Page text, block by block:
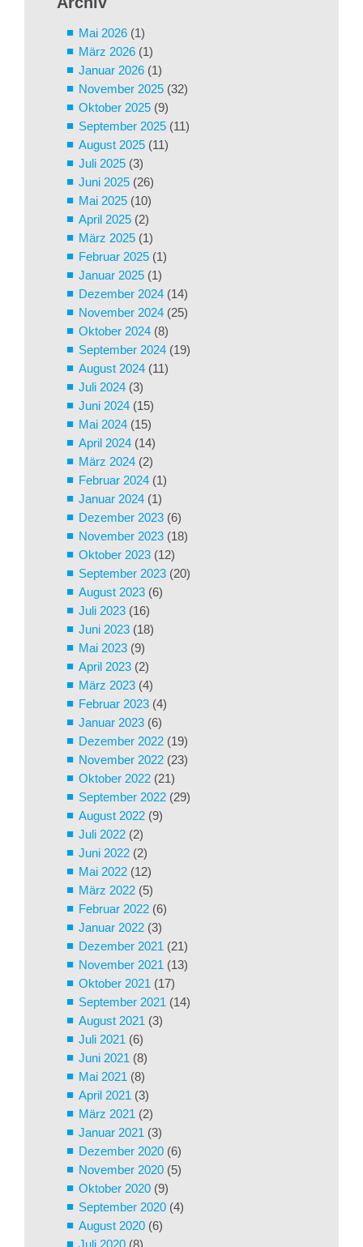
Mai 2026 (1)
März 2026 (1)
Januar 2026 (1)
November 2025 (32)
Oktober 2025 (9)
September 2025 (11)
August 2025 (11)
Juli 2025 (3)
Juni 2025 (26)
Mai 2025 (10)
April 2025 (2)
März 2025 (1)
Februar 2025 (1)
Januar 2025 (1)
Dezember 2024 (14)
November 2024 (25)
Oktober 2024 (8)
September 2024 (19)
August 2024 (11)
Juli 2024 (3)
Juni 2024 (15)
Mai 2024 (15)
April 2024 (14)
März 2024 (2)
Februar 2024 (1)
Januar 2024 (1)
Dezember 2023 (6)
November 2023 (18)
Oktober 2023 (12)
September 2023 (20)
August 2023 (6)
Juli 2023 (16)
Juni 2023 (18)
Mai 2023 (9)
April 2023 (2)
März 2023 (4)
Februar 2023 (4)
Januar 2023 (6)
Dezember 2022 (19)
November 2022 (23)
Oktober 2022 (21)
September 2022 (29)
August 2022 (9)
Juli 2022 (2)
Juni 2022 (2)
Mai 2022 (12)
März 2022 (5)
Februar 2022 (6)
Januar 2022 (3)
Dezember 2021 (21)
November 2021 (13)
Oktober 2021 (17)
September 2021 (14)
August 2021 (3)
Juli 2021 (6)
Juni 2021 (8)
Mai 2021 (8)
April 2021 (3)
März 2021 (2)
Januar 2021 (3)
Dezember 2020 (6)
November 2020 (5)
Oktober 2020 (9)
September 2020 (4)
August 2020 (6)
Juli 2020 (8)